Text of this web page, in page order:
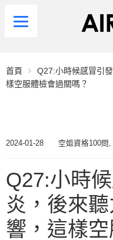
首頁
Q27:小時候感冒引
樣空服體檢會過關嗎？
2024-01-28 空姐資格100問 ,
Q27:小時
炎，後來
響，這樣